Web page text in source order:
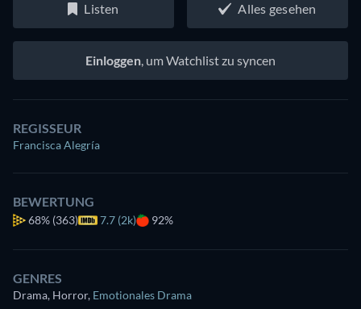
Listen Alles gesehen
Einloggen, um Watchlist zu syncen
REGISSEUR
Francisca Alegría
BEWERTUNG
68% (363) 7.7 (2k) 92%
GENRES
Drama, Horror, Emotionales Drama